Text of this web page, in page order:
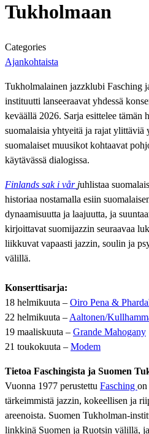
Tukholmaan
Categories
Ajankohtaista
Tukholmalainen jazzklubi Fasching
instituutti lanseeraavat yhdessä
keväällä 2026. Sarja esittelee tämän
suomalaisia yhtyeitä ja rajat ylittäviä
suomalaiset muusikot kohtaavat
käytävässä dialogissa.
Finlands sak i vår juhlistaa
historiaa nostamalla esiin
dynaamisuutta ja laajuutta, ja
kirjoittavat suomijazzin seuraavaa
liikkuvat vapaasti jazzin, soulin ja
välillä.
Konserttisarja:
18 helmikuuta – Oiro Pena &
22 helmikuuta – Aaltonen/
19 maaliskuuta – Grande Mahogany
21 toukokuuta – Modem
Tietoa Faschingista ja Suomen
Vuonna 1977 perustettu Fasching on
tärkeimmistä jazzin, kokeellisen ja
areenoista. Suomen Tukholman-
linkkinä Suomen ja Ruotsin välillä,